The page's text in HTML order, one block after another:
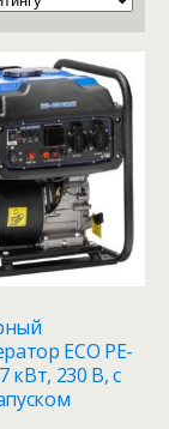
ECO PE-
кВт, 230 В, с